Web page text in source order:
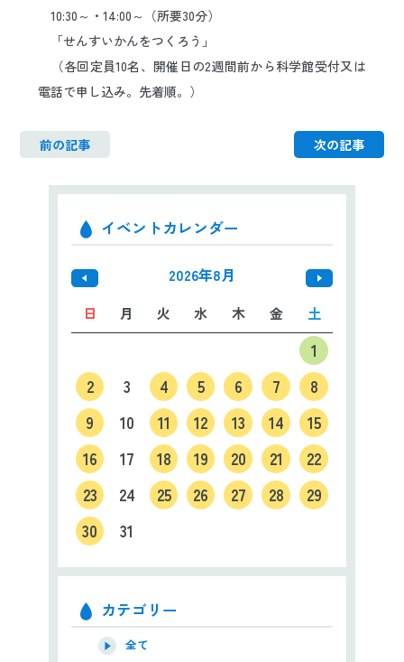
10:30～・14:00～（所要30分）
「せんすいかんをつくろう」
（各回定員10名、開催日の2週間前から科学館受付又は
電話で申し込み。先着順。）
前の記事 次の記事
イベントカレンダー
2026年8月
日 月 火 水 木 金 土
1
2
3 4 5 6 7
8
9
10 11 12 13 14
15
16
17 18 19 20 21
22
23
24 25 26 27 28
29
30
31
カテゴリー
全て